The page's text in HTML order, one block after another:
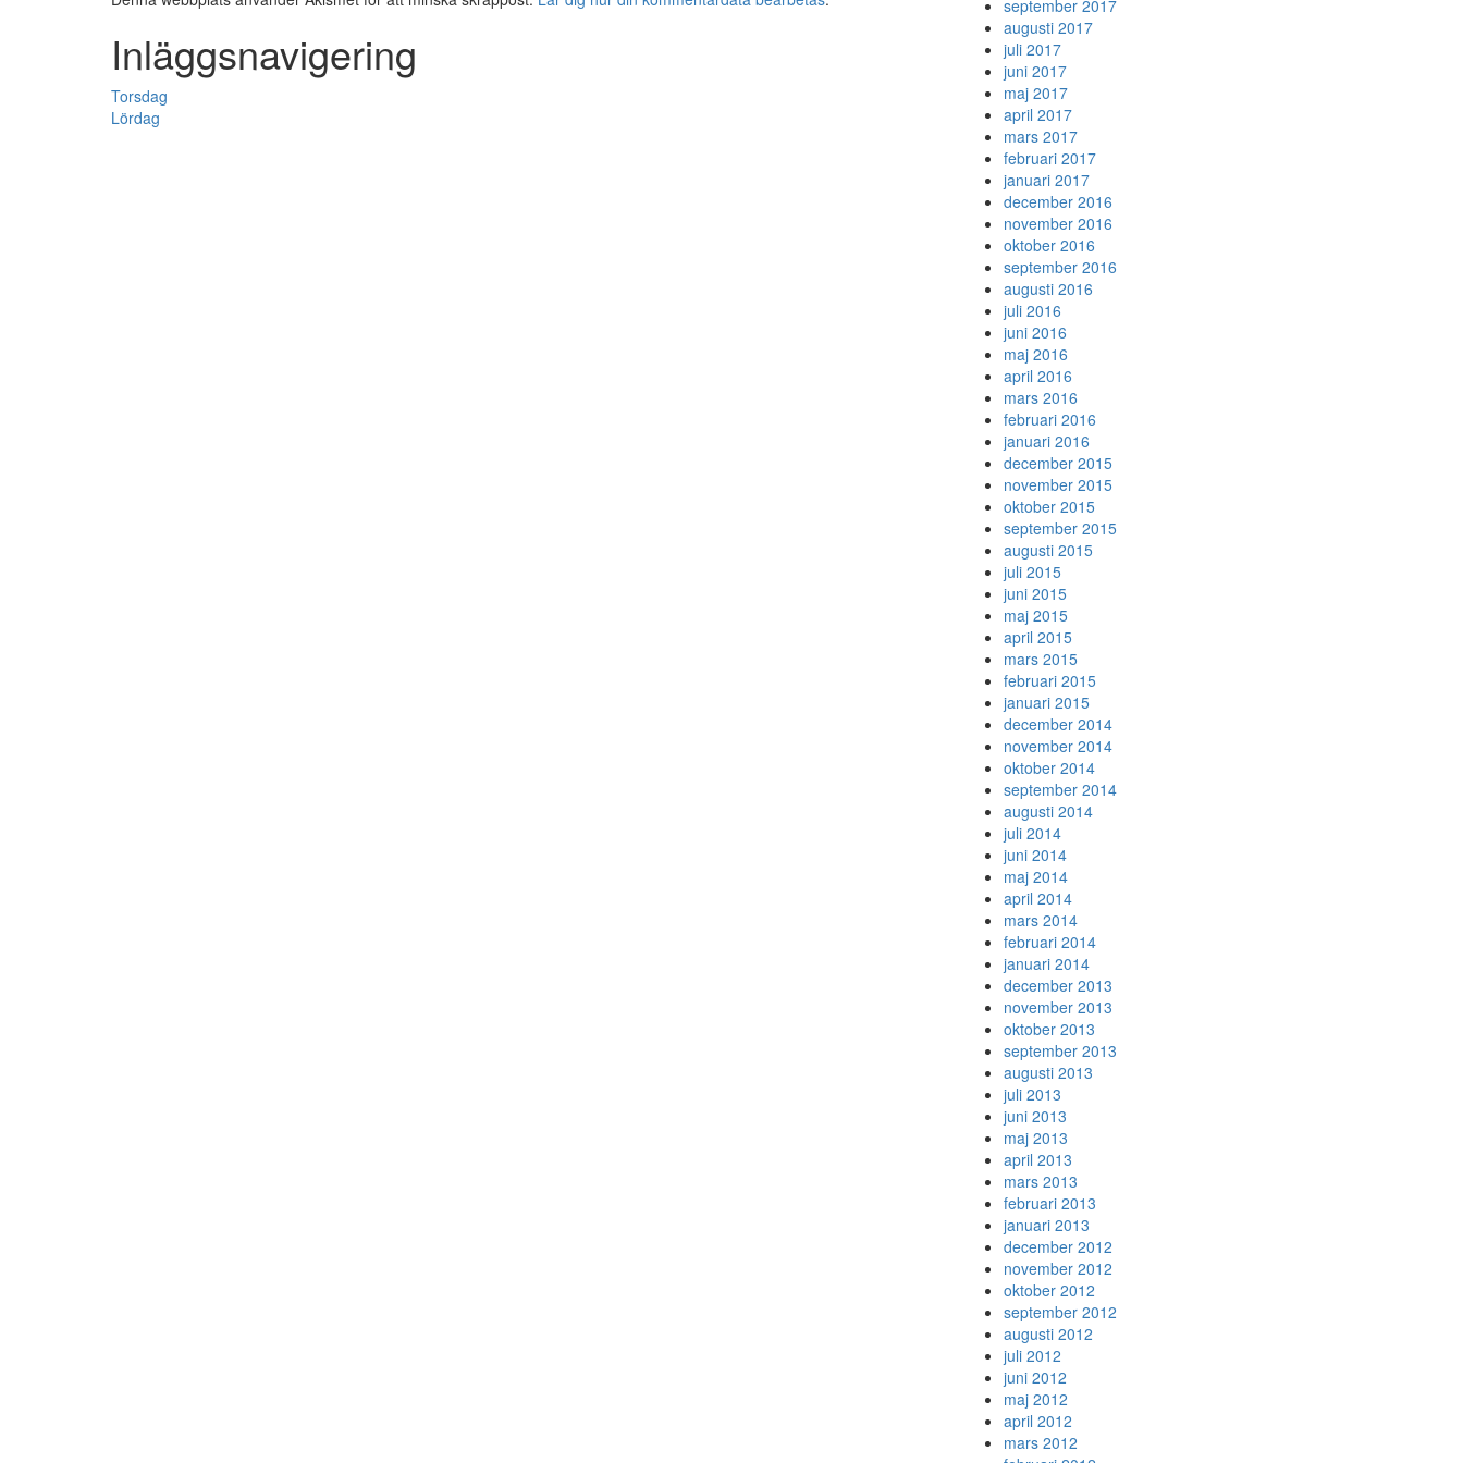
Inläggsnavigering
Torsdag
Lördag
september 2017
augusti 2017
juli 2017
juni 2017
maj 2017
april 2017
mars 2017
februari 2017
januari 2017
december 2016
november 2016
oktober 2016
september 2016
augusti 2016
juli 2016
juni 2016
maj 2016
april 2016
mars 2016
februari 2016
januari 2016
december 2015
november 2015
oktober 2015
september 2015
augusti 2015
juli 2015
juni 2015
maj 2015
april 2015
mars 2015
februari 2015
januari 2015
december 2014
november 2014
oktober 2014
september 2014
augusti 2014
juli 2014
juni 2014
maj 2014
april 2014
mars 2014
februari 2014
januari 2014
december 2013
november 2013
oktober 2013
september 2013
augusti 2013
juli 2013
juni 2013
maj 2013
april 2013
mars 2013
februari 2013
januari 2013
december 2012
november 2012
oktober 2012
september 2012
augusti 2012
juli 2012
juni 2012
maj 2012
april 2012
mars 2012